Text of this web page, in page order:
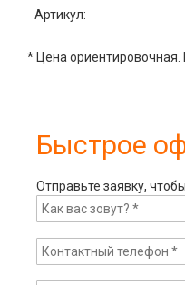
Артикул:
* Цена ориентировочная.
Быстрое
Отправьте заявку,